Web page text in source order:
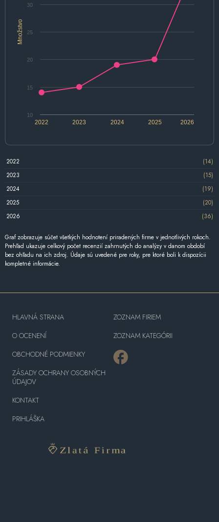
Množstvo
2022 2024 2026
2023 2025
10
15
20
25
30
2022
(14)
2023
(15)
2024
(19)
2025
(20)
2026
(36)
Graf zobrazuje súčet všetkých hodnotení priradených firme v jednotlivých rokoch.
Prehľad ukazuje celkový počet recenzií zahrnutých do analýzy v danom období
bez ohľadu na ich zdroj. Údaje sú uvedené pre roky, pre ktoré boli k dispozícii
kompletné informácie.
HLAVNÁ STRANA
O OCENENÍ
OBCHODNÉ PODMIENKY
ZÁSADY OCHRANY OSOBNÝCH
ÚDAJOV
KONTAKT
PRIHLÁŠKA
ZOZNAM FIRIEM
ZOZNAM KATEGÓRII